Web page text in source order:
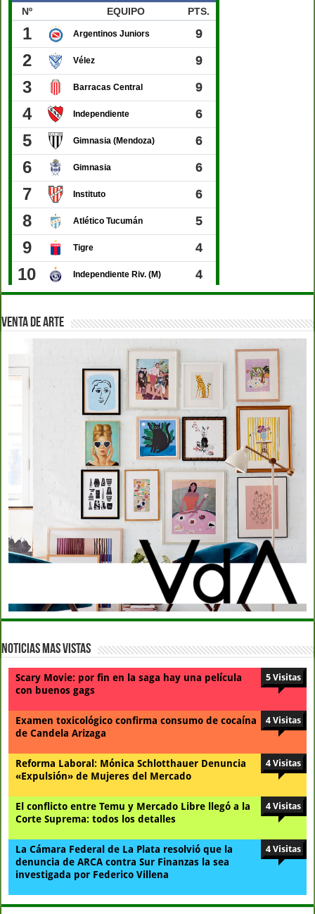
VENTA DE ARTE
Noticias Mas Vistas
Scary Movie: por fin en la saga hay una película
con buenos gags
5 Visitas
Examen toxicológico confirma consumo de cocaína
de Candela Arizaga
4 Visitas
Reforma Laboral: Mónica Schlotthauer Denuncia
«Expulsión» de Mujeres del Mercado
4 Visitas
El conflicto entre Temu y Mercado Libre llegó a la
Corte Suprema: todos los detalles
4 Visitas
La Cámara Federal de La Plata resolvió que la
denuncia de ARCA contra Sur Finanzas la sea
investigada por Federico Villena
4 Visitas